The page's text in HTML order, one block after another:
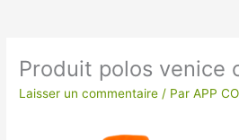
VÊTEMENTS ET OBJETS À
Produit polos venice
Laisser un commentaire / ParAPP